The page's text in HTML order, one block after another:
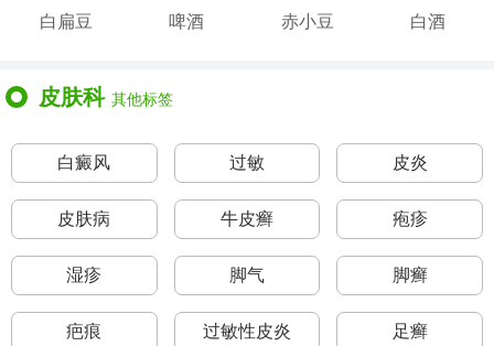
白扁豆 啤酒 赤小豆 白酒
皮肤科 其他标签
白癜风 过敏 皮炎
皮肤病 牛皮癣 疱疹
湿疹 脚气 脚癣
疤痕 过敏性皮炎 足癣